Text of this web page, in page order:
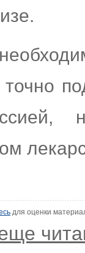
для оценки